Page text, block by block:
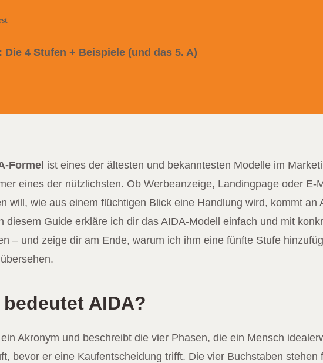
4 Stufen + Beispiele (und das 5. A)
Formel ist eines der ältesten und bekanntesten Modelle im
eines der nützlichsten. Ob Werbeanzeige, Landingpage oder E-
will, wie aus einem flüchtigen Blick eine Handlung wird, kommt an
diesem Guide erkläre ich dir das AIDA-Modell einfach und mit
– und zeige dir am Ende, warum ich ihm eine fünfte Stufe
bedeutet AIDA?
Akronym und beschreibt die vier Phasen, die ein Mensch
bevor er eine Kaufentscheidung trifft. Die vier Buchstaben stehen